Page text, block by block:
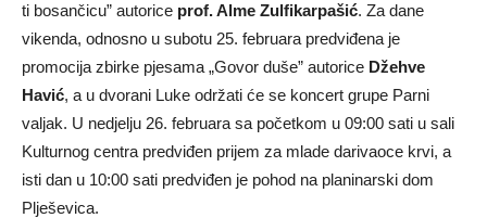
ti bosančicu” autorice prof. Alme Zulfikarpašić. Za dane
vikenda, odnosno u subotu 25. februara predviđena je
promocija zbirke pjesama „Govor duše” autorice Džehve
Havić, a u dvorani Luke održati će se koncert grupe Parni
valjak. U nedjelju 26. februara sa početkom u 09:00 sati u sali
Kulturnog centra predviđen prijem za mlade darivaoce krvi, a
isti dan u 10:00 sati predviđen je pohod na planinarski dom
Plješevica.